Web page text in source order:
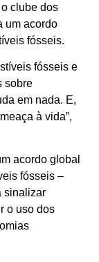
clube dos
um acordo
fósseis.
fósseis e
sobre
em nada. E,
à vida”,
acordo global
fósseis –
sinalizar
o uso dos